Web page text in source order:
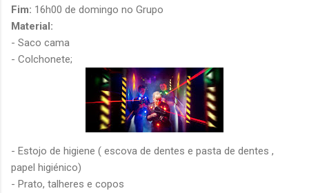
Fim: 16h00 de domingo no Grupo
Material:
- Saco cama
- Colchonete;
- Estojo de higiene ( escova de dentes e pasta de dentes ,
papel higiénico)
- Prato, talheres e copos